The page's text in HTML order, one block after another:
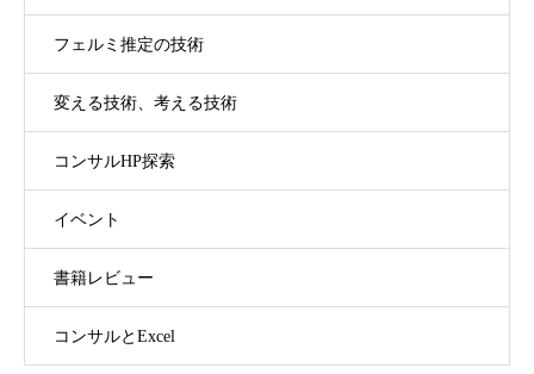
フェルミ推定の技術
変える技術、考える技術
コンサルHP探索
イベント
書籍レビュー
コンサルとExcel